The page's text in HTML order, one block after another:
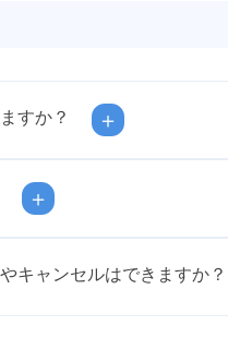
すか？ ＋
＋
キャンセルはできますか？